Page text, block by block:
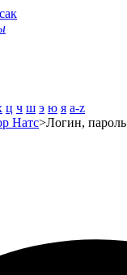
ц ч ш э ю я a-z
Натс>Логин, пароль